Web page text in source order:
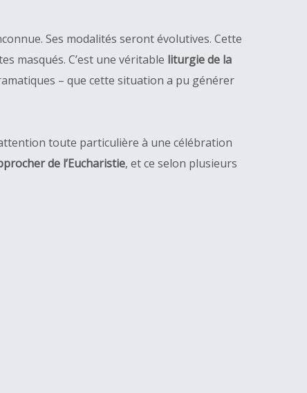
Ses modalités seront évolutives. Cette
masqués. C’est une véritable liturgie de la
– que cette situation a pu générer
toute particulière à une célébration
de l’Eucharistie, et ce selon plusieurs